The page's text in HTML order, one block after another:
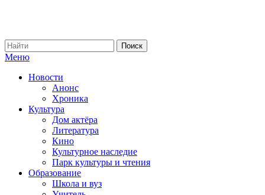
Меню
Новости
Анонс
Хроника
Культура
Дом актёра
Литература
Кино
Культурное наследие
Парк культуры и чтения
Образование
Школа и вуз